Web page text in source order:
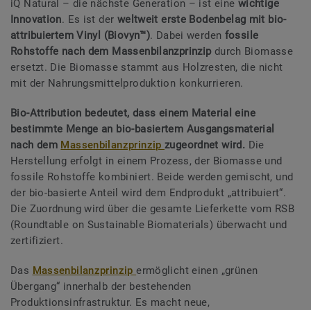
iQ Natural – die nächste Generation – ist eine wichtige
Innovation. Es ist der weltweit erste Bodenbelag mit bio-
attribuiertem Vinyl (Biovyn™). Dabei werden fossile
Rohstoffe nach dem Massenbilanzprinzipdurch Biomasse
ersetzt. Die Biomasse stammt aus Holzresten, die nicht
mit der Nahrungsmittelproduktion konkurrieren.
Bio-Attribution bedeutet, dass einem Material eine
bestimmte Menge an bio-basiertem Ausgangsmaterial
nach dem Massenbilanzprinzipzugeordnet wird. Die
Herstellung erfolgt in einem Prozess, der Biomasse und
fossile Rohstoffe kombiniert. Beide werden gemischt, und
der bio-basierte Anteil wird dem Endprodukt „attribuiert“.
Die Zuordnung wird über die gesamte Lieferkette vom RSB
(Roundtable on Sustainable Biomaterials) überwacht und
zertifiziert.
Das Massenbilanzprinzip ermöglicht einen „grünen
Übergang“ innerhalb der bestehenden
Produktionsinfrastruktur. Es macht neue,